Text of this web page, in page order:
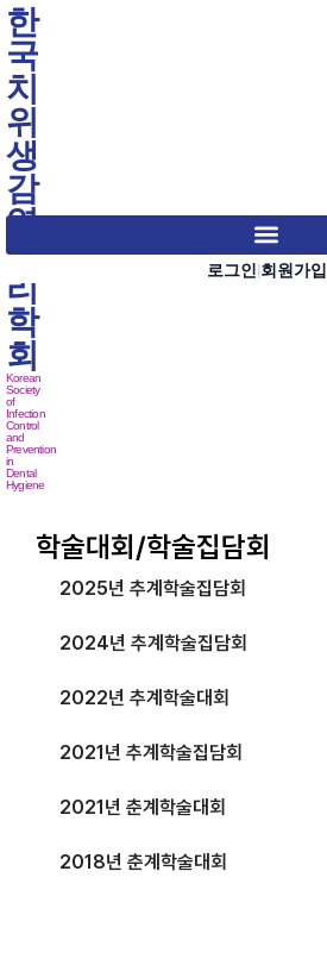
한
국
치
위
생
감
염
관
리
학
회
Korean
Society
of
Infection
Control
and
Prevention
in
Dental
Hygiene
로그인 회원가입
학술대회/학술집담회
2025년 추계학술집담회
2024년 추계학술집담회
2022년 추계학술대회
2021년 추계학술집담회
2021년 춘계학술대회
2018년 춘계학술대회